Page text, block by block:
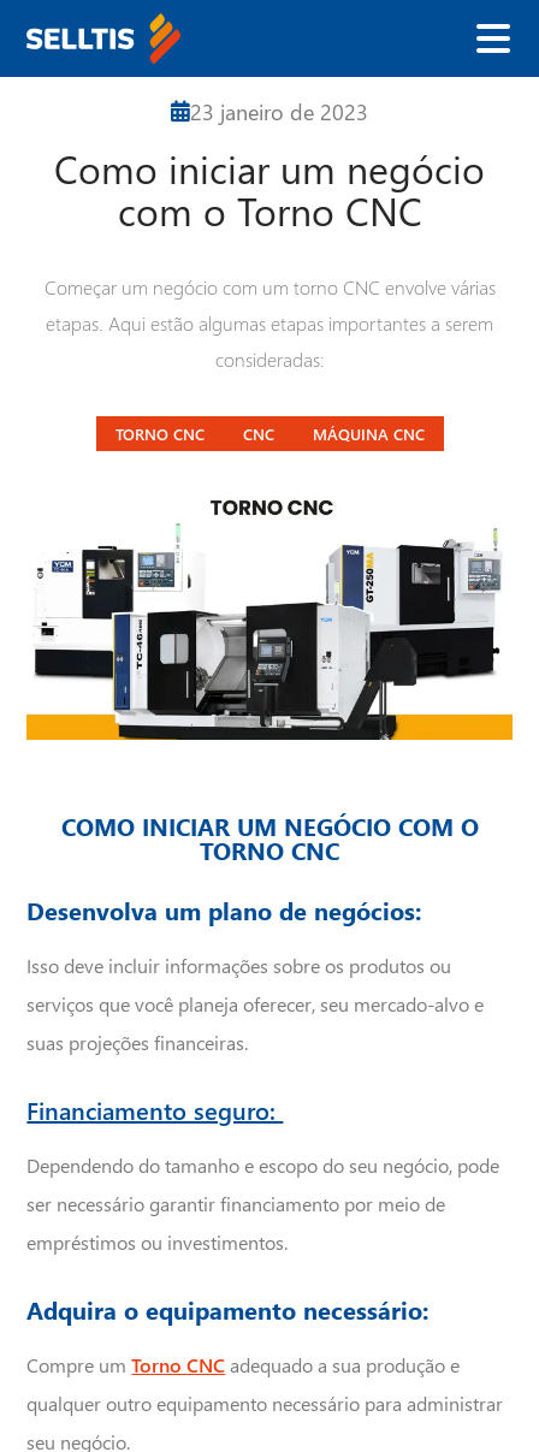
23 janeiro de 2023
Como iniciar um negócio
com o Torno CNC
Começar um negócio com um torno CNC envolve várias
etapas. Aqui estão algumas etapas importantes a serem
consideradas:
TORNO CNC CNC MÁQUINA CNC
COMO INICIAR UM NEGÓCIO COM O
TORNO CNC
Desenvolva um plano de negócios:
Isso deve incluir informações sobre os produtos ou
serviços que você planeja oferecer, seu mercado-alvo e
suas projeções financeiras.
Financiamento seguro:
Dependendo do tamanho e escopo do seu negócio, pode
ser necessário garantir financiamento por meio de
empréstimos ou investimentos.
Adquira o equipamento necessário:
Compre umTorno CNCadequado a sua produção e
qualquer outro equipamento necessário para administrar
seu negócio.
Nome
Empresa
Observação
enviar